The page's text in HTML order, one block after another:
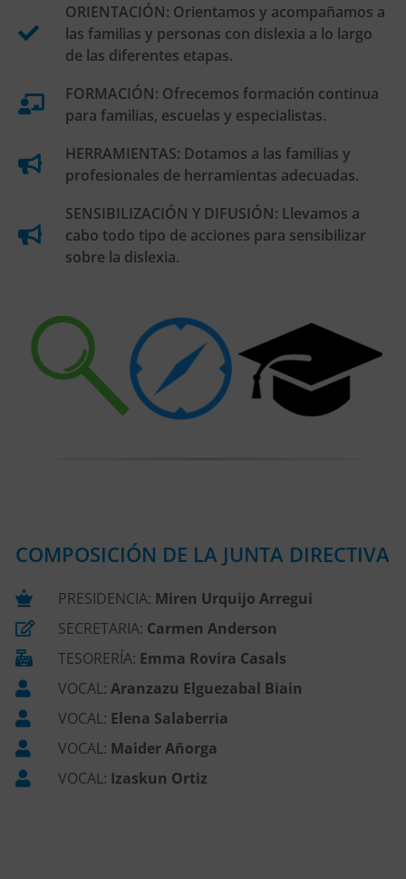
ORIENTACIÓN: Orientamos y acompañamos a
las familias y personas con dislexia a lo largo
de las diferentes etapas.
FORMACIÓN: Ofrecemos formación continua
para familias, escuelas y especialistas.
HERRAMIENTAS: Dotamos a las familias y
profesionales de herramientas adecuadas.
SENSIBILIZACIÓN Y DIFUSIÓN: Llevamos a
cabo todo tipo de acciones para sensibilizar
sobre la dislexia.
COMPOSICIÓN DE LA JUNTA DIRECTIVA
PRESIDENCIA: Miren Urquijo Arregui
SECRETARIA: Carmen Anderson
TESORERÍA: Emma Rovira Casals
VOCAL: Aranzazu Elguezabal Biain
VOCAL: Elena Salaberria
VOCAL: Maider Añorga
VOCAL: Izaskun Ortiz